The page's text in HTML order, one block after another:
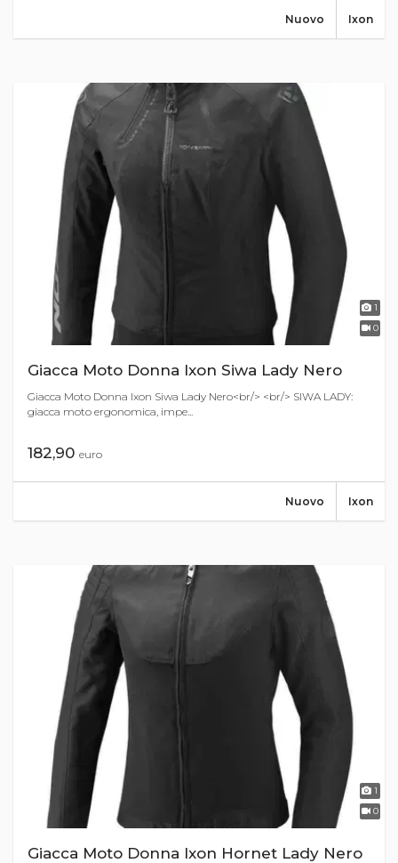
Ixon
Nuovo
1
0
Giacca Moto Donna Ixon Siwa Lady Nero
Giacca Moto Donna Ixon Siwa Lady Nero<br/> <br/> SIWA LADY:
giacca moto ergonomica, impe...
182,90 euro
Ixon
Nuovo
1
0
Giacca Moto Donna Ixon Hornet Lady Nero